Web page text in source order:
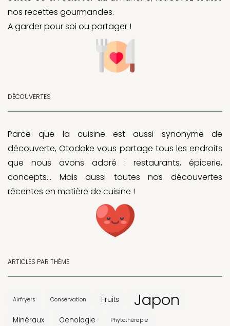
nos recettes gourmandes.
A garder pour soi ou partager !
DÉCOUVERTES
Parce que la cuisine est aussi synonyme de
découverte, Otodoke vous partage tous les endroits
que nous avons adoré : restaurants, épicerie,
concepts… Mais aussi toutes nos découvertes
récentes en matière de cuisine !
ARTICLES PAR THÈME
Airfryers Conservation Fruits Japon
Minéraux Oenologie Phytothérapie